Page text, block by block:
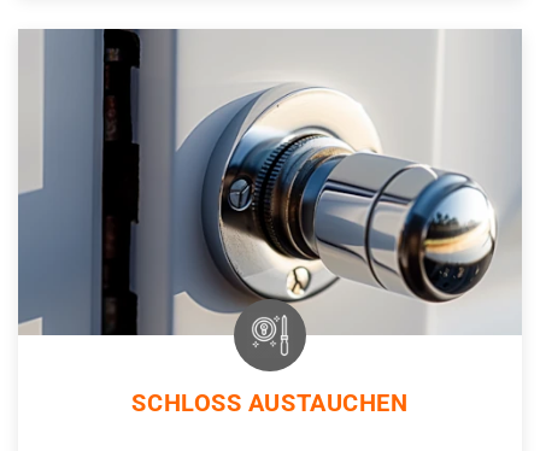
SCHLOSS AUSTAUCHEN